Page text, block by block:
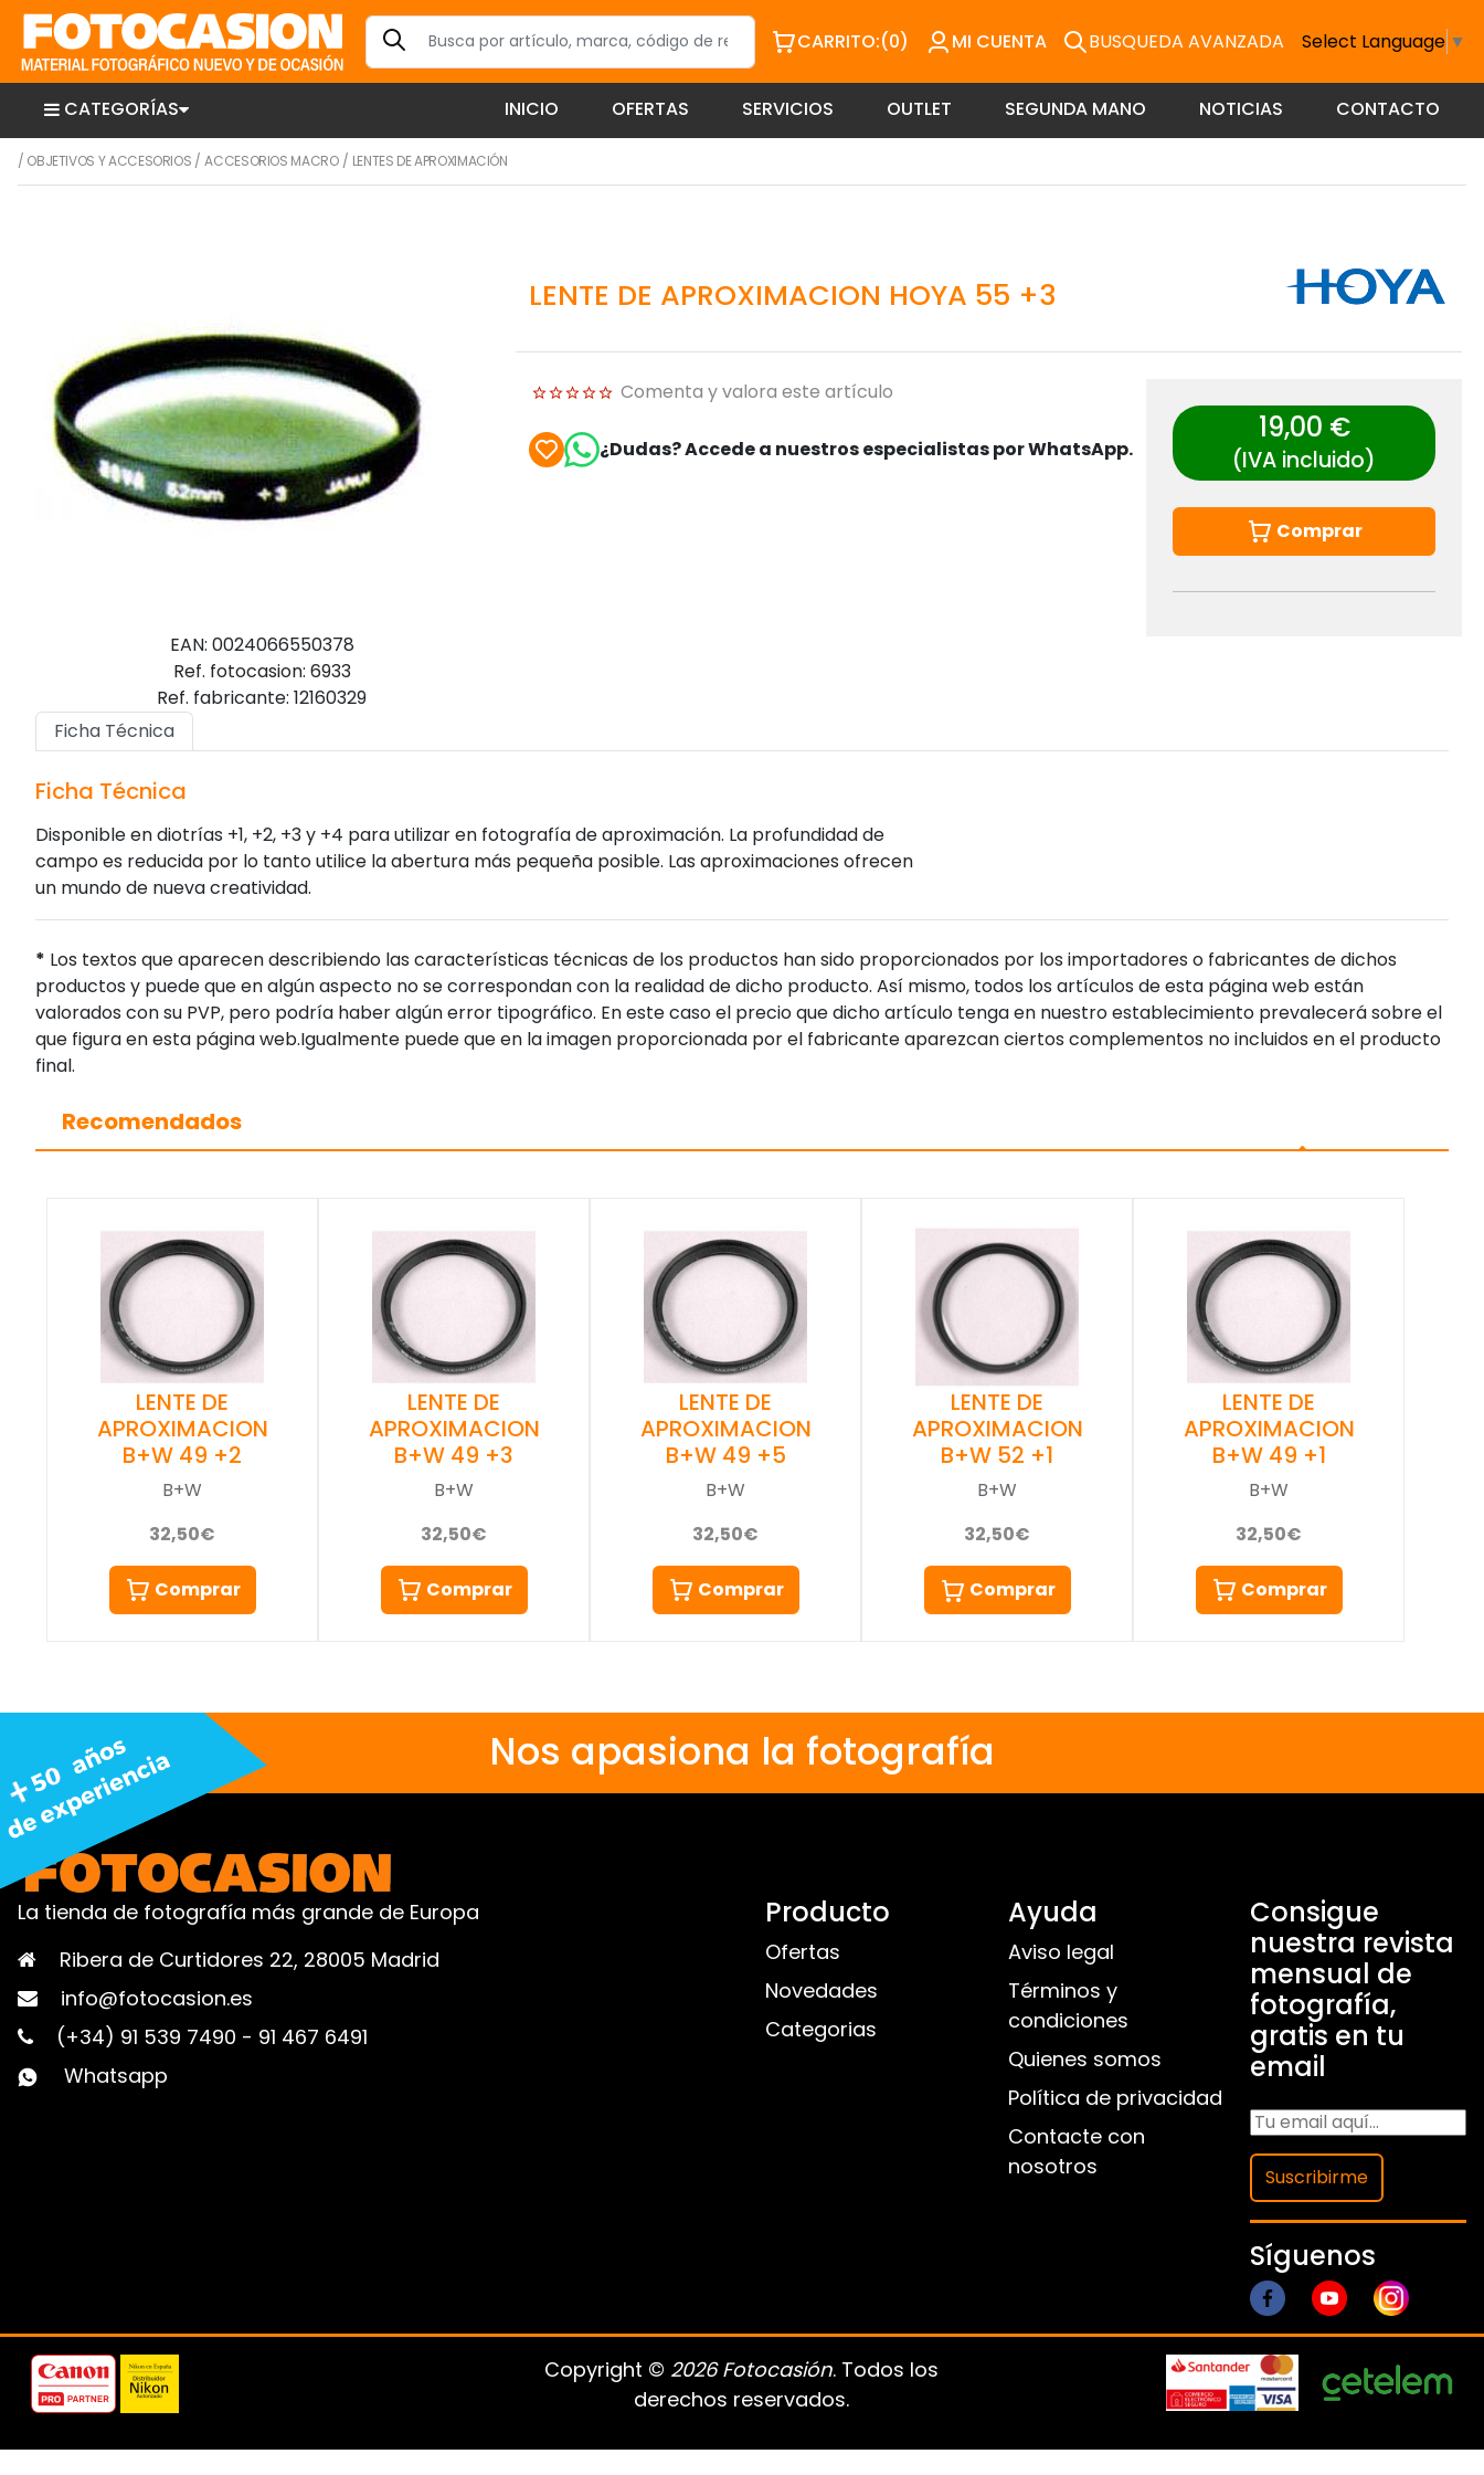
CARRITO:(0) MI CUENTA BUSQUEDA AVANZADA Select Language ▼
CATEGORÍAS INICIO OFERTAS SERVICIOS OUTLET SEGUNDA MANO NOTICIAS CONTACTO
/ OBJETIVOS Y ACCESORIOS /ACCESORIOS MACRO/ LENTES DE APROXIMACIÓN
EAN: 0024066550378
Ref. fotocasion: 6933
Ref. fabricante: 12160329
LENTE DE APROXIMACION HOYA 55 +3
Comenta y valora este artículo
¿Dudas? Accede a nuestros especialistas por WhatsApp.
19,00 €
(IVA incluido)
Comprar
Ficha Técnica
Ficha Técnica
Disponible en diotrías +1, +2, +3 y +4 para utilizar en fotografía de aproximación. La profundidad de
campo es reducida por lo tanto utilice la abertura más pequeña posible. Las aproximaciones ofrecen
un mundo de nueva creatividad.
* Los textos que aparecen describiendo las características técnicas de los productos han sido proporcionados por los importadores o fabricantes de dichos
productos y puede que en algún aspecto no se correspondan con la realidad de dicho producto. Así mismo, todos los artículos de esta página web están
valorados con su PVP, pero podría haber algún error tipográfico. En este caso el precio que dicho artículo tenga en nuestro establecimiento prevalecerá sobre el
que figura en esta página web.Igualmente puede que en la imagen proporcionada por el fabricante aparezcan ciertos complementos no incluidos en el producto
final.
Recomendados
LENTE DE
APROXIMACION
B+W 49 +2
B+W
32,50€
Comprar
LENTE DE
APROXIMACION
B+W 49 +3
B+W
32,50€
Comprar
LENTE DE
APROXIMACION
B+W 49 +5
B+W
32,50€
Comprar
LENTE DE
APROXIMACION
B+W 52 +1
B+W
32,50€
Comprar
LENTE DE
APROXIMACION
B+W 49 +1
B+W
32,50€
Comprar
Nos apasiona la fotografía
La tienda de fotografía más grande de Europa
Ribera de Curtidores 22, 28005 Madrid
info@fotocasion.es
(+34) 91 539 7490 - 91 467 6491
Whatsapp
Producto
Ofertas
Novedades
Categorias
Ayuda
Aviso legal
Términos y
condiciones
Quienes somos
Política de privacidad
Contacte con
nosotros
Consigue
nuestra revista
mensual de
fotografía,
gratis en tu
email
Suscribirme
Síguenos
Copyright © 2026 Fotocasión. Todos los
derechos reservados.